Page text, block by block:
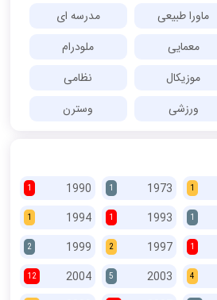
ماورا طبیعی
مدرسه ای
معمایی
ملودرام
موزیکال
نظامی
ورزشی وسترن
1
1973
1
1990
1
1
1993
1
1994
1
1
1997
2
1999
2
4
2003
5
2004
12